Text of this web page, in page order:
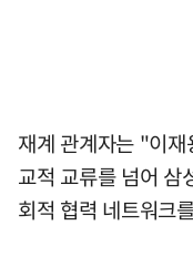
재계 관계자는 "이
교적 교류를 넘어 삼
회적 협력 네트워크